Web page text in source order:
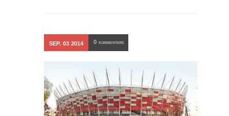
SEP. 03 2014 0 KOMMENTARE